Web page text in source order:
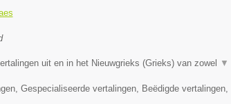
uit en in het Nieuwgrieks (Grieks) van zowel ▼
Gespecialiseerde vertalingen, Beëdigde vertalingen,